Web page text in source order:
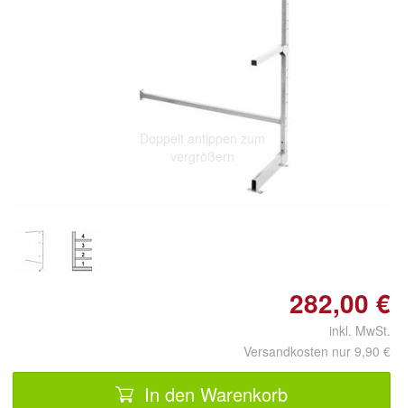
Doppelt antippen zum
vergrößern
282,00 €
inkl. MwSt.
Versandkosten nur 9,90 €
In den Warenkorb